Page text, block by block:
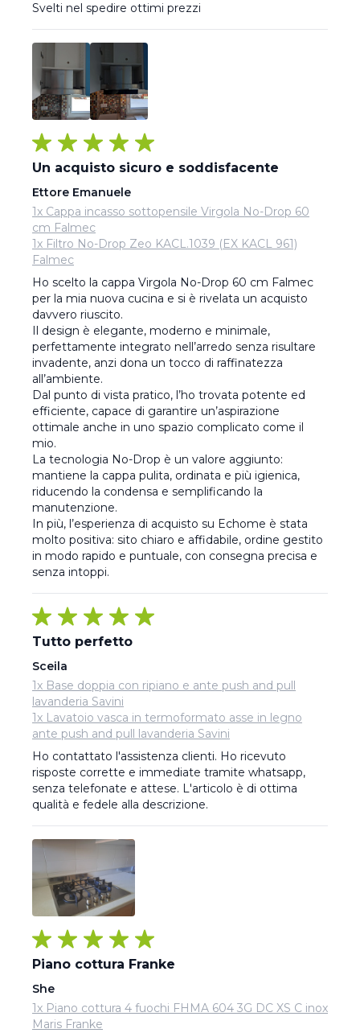
Svelti nel spedire ottimi prezzi
Un acquisto sicuro e soddisfacente
Ettore Emanuele
1x Cappa incasso sottopensile Virgola No-Drop 60
cm Falmec
1x Filtro No-Drop Zeo KACL.1039 (EX KACL 961)
Falmec
Ho scelto la cappa Virgola No-Drop 60 cm Falmec
per la mia nuova cucina e si è rivelata un acquisto
davvero riuscito.
Il design è elegante, moderno e minimale,
perfettamente integrato nell’arredo senza risultare
invadente, anzi dona un tocco di raffinatezza
all’ambiente.
Dal punto di vista pratico, l’ho trovata potente ed
efficiente, capace di garantire un’aspirazione
ottimale anche in uno spazio complicato come il
mio.
La tecnologia No-Drop è un valore aggiunto:
mantiene la cappa pulita, ordinata e più igienica,
riducendo la condensa e semplificando la
manutenzione.
In più, l’esperienza di acquisto su Echome è stata
molto positiva: sito chiaro e affidabile, ordine gestito
in modo rapido e puntuale, con consegna precisa e
senza intoppi.
Tutto perfetto
Sceila
1x Base doppia con ripiano e ante push and pull
lavanderia Savini
1x Lavatoio vasca in termoformato asse in legno
ante push and pull lavanderia Savini
Ho contattato l'assistenza clienti. Ho ricevuto
risposte corrette e immediate tramite whatsapp,
senza telefonate e attese. L'articolo è di ottima
qualità e fedele alla descrizione.
Piano cottura Franke
She
1x Piano cottura 4 fuochi FHMA 604 3G DC XS C inox
Maris Franke